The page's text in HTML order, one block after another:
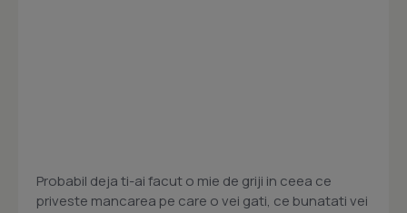
Probabil deja ti-ai facut o mie de griji in ceea ce
priveste mancarea pe care o vei gati, ce bunatati vei